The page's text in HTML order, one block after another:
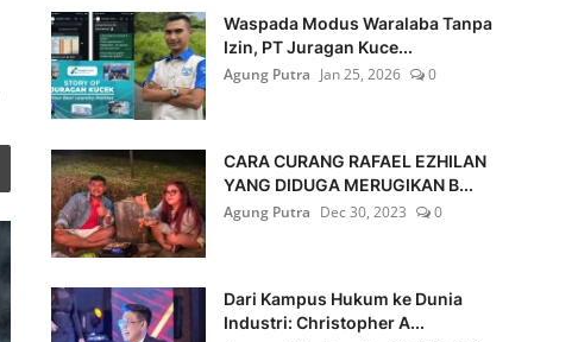
Waspada Modus Waralaba Tanpa
Izin, PT Juragan Kuce...
Agung Putra Jan 25, 2026 0
CARA CURANG RAFAEL EZHILAN
YANG DIDUGA MERUGIKAN B...
Agung Putra Dec 30, 2023 0
Dari Kampus Hukum ke Dunia
Industri: Christopher A...